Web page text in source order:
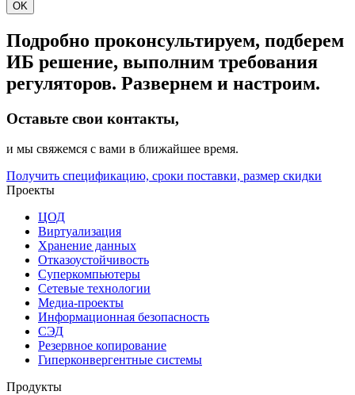
OK
Подробно проконсультируем, подберем
ИБ решение, выполним требования
регуляторов. Развернем и настроим.
Оставьте свои контакты,
и мы свяжемся с вами в ближайшее время.
Получить спецификацию, сроки поставки, размер скидки
Проекты
ЦОД
Виртуализация
Хранение данных
Отказоустойчивость
Суперкомпьютеры
Сетевые технологии
Медиа-проекты
Информационная безопасность
СЭД
Резервное копирование
Гиперконвергентные системы
Продукты